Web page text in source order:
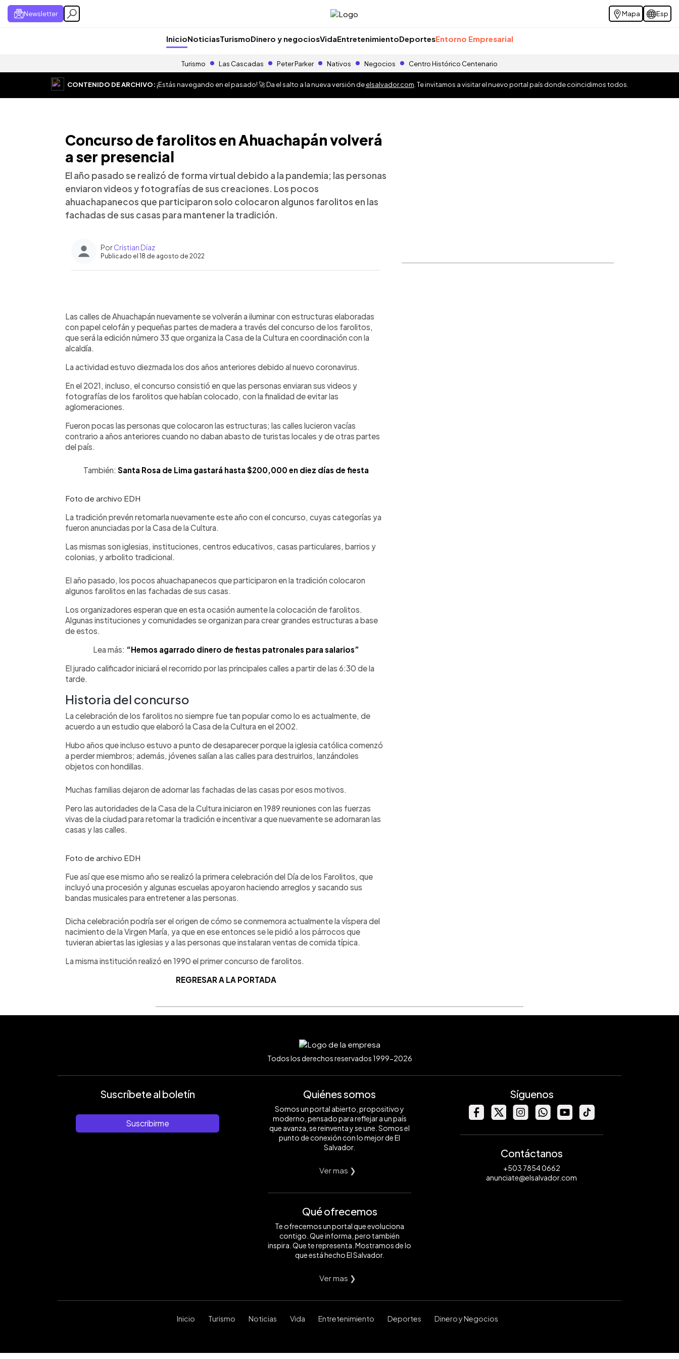
Newsletter Mapa Esp
InicioNoticiasTurismoDinero y negociosVidaEntretenimientoDeportesEntorno Empresarial
Turismo Las Cascadas Peter Parker Nativos Negocios Centro Histórico Centenario
CONTENIDO DE ARCHIVO:¡Estás navegando en el pasado! 🚀 Da el salto a la nueva versión deelsalvador.com . Te invitamos a visitar el nuevo portal país donde coincidimos todos.
Concurso de farolitos en Ahuachapán volverá
a ser presencial
El año pasado se realizó de forma virtual debido a la pandemia; las personas
enviaron videos y fotografías de sus creaciones. Los pocos
ahuachapanecos que participaron solo colocaron algunos farolitos en las
fachadas de sus casas para mantener la tradición.
PorCristian Díaz
Publicado el 18 de agosto de 2022
► Escuchar artículo
Las calles de Ahuachapán nuevamente se volverán a iluminar con estructuras elaboradas
con papel celofán y pequeñas partes de madera a través del concurso de los farolitos,
que será la edición número 33 que organiza la Casa de la Cultura en coordinación con la
alcaldía.
La actividad estuvo diezmada los dos años anteriores debido al nuevo coronavirus.
En el 2021, incluso, el concurso consistió en que las personas enviaran sus videos y
fotografías de los farolitos que habían colocado, con la finalidad de evitar las
aglomeraciones.
Fueron pocas las personas que colocaron las estructuras; las calles lucieron vacías
contrario a años anteriores cuando no daban abasto de turistas locales y de otras partes
del país.
También: Santa Rosa de Lima gastará hasta $200,000 en diez días de fiesta
Foto de archivo EDH
La tradición prevén retomarla nuevamente este año con el concurso, cuyas categorías ya
fueron anunciadas por la Casa de la Cultura.
Las mismas son iglesias, instituciones, centros educativos, casas particulares, barrios y
colonias, y arbolito tradicional.
El año pasado, los pocos ahuachapanecos que participaron en la tradición colocaron
algunos farolitos en las fachadas de sus casas.
Los organizadores esperan que en esta ocasión aumente la colocación de farolitos.
Algunas instituciones y comunidades se organizan para crear grandes estructuras a base
de estos.
Lea más: “Hemos agarrado dinero de fiestas patronales para salarios”
El jurado calificador iniciará el recorrido por las principales calles a partir de las 6:30 de la
tarde.
Historia del concurso
La celebración de los farolitos no siempre fue tan popular como lo es actualmente, de
acuerdo a un estudio que elaboró la Casa de la Cultura en el 2002.
Hubo años que incluso estuvo a punto de desaparecer porque la iglesia católica comenzó
a perder miembros; además, jóvenes salían a las calles para destruirlos, lanzándoles
objetos con hondillas.
Muchas familias dejaron de adornar las fachadas de las casas por esos motivos.
Pero las autoridades de la Casa de la Cultura iniciaron en 1989 reuniones con las fuerzas
vivas de la ciudad para retomar la tradición e incentivar a que nuevamente se adornaran las
casas y las calles.
Foto de archivo EDH
Fue así que ese mismo año se realizó la primera celebración del Día de los Farolitos, que
incluyó una procesión y algunas escuelas apoyaron haciendo arreglos y sacando sus
bandas musicales para entretener a las personas.
Dicha celebración podría ser el origen de cómo se conmemora actualmente la víspera del
nacimiento de la Virgen María, ya que en ese entonces se le pidió a los párrocos que
tuvieran abiertas las iglesias y a las personas que instalaran ventas de comida típica.
La misma institución realizó en 1990 el primer concurso de farolitos.
REGRESAR A LA PORTADA
Todos los derechos reservados 1999-2026
Suscríbete al boletín
Suscribirme
Quiénes somos
Somos un portal abierto, propositivo y
moderno, pensado para reflejar a un país
que avanza, se reinventa y se une. Somos el
punto de conexión con lo mejor de El
Salvador.
Ver mas ❯
Qué ofrecemos
Te ofrecemos un portal que evoluciona
contigo. Que informa, pero también
inspira. Que te representa. Mostramos de lo
que está hecho El Salvador.
Ver mas ❯
Síguenos
Contáctanos
+503 7854 0662
anunciate@elsalvador.com
Inicio Turismo Noticias Vida Entretenimiento Deportes Dinero y Negocios